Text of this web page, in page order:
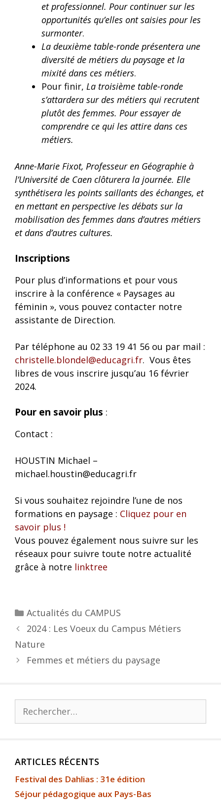
et professionnel. Pour continuer sur les
opportunités qu’elles ont saisies pour les
surmonter.
La deuxième table-ronde présentera une
diversité de métiers du paysage et la
mixité dans ces métiers.
Pour finir, La troisième table-ronde
s’attardera sur des métiers qui recrutent
plutôt des femmes. Pour essayer de
comprendre ce qui les attire dans ces
métiers.
Anne-Marie Fixot, Professeur en Géographie à
l’Université de Caen clôturera la journée. Elle
synthétisera les points saillants des échanges, et
en mettant en perspective les débats sur la
mobilisation des femmes dans d’autres métiers
et dans d’autres cultures.
Inscriptions
Pour plus d’informations et pour vous
inscrire à la conférence « Paysages au
féminin », vous pouvez contacter notre
assistante de Direction.
Par téléphone au 02 33 19 41 56 ou par mail :
christelle.blondel@educagri.fr. Vous êtes
libres de vous inscrire jusqu’au 16 février
2024.
Pour en savoir plus :
Contact :
HOUSTIN Michael –
michael.houstin@educagri.fr
Si vous souhaitez rejoindre l’une de nos
formations en paysage : Cliquez pour en
savoir plus !
Vous pouvez également nous suivre sur les
réseaux pour suivre toute notre actualité
grâce à notre linktree
Actualités du CAMPUS
2024 : Les Voeux du Campus Métiers
Nature
Femmes et métiers du paysage
ARTICLES RÉCENTS
Festival des Dahlias : 31e édition
Séjour pédagogique aux Pays-Bas